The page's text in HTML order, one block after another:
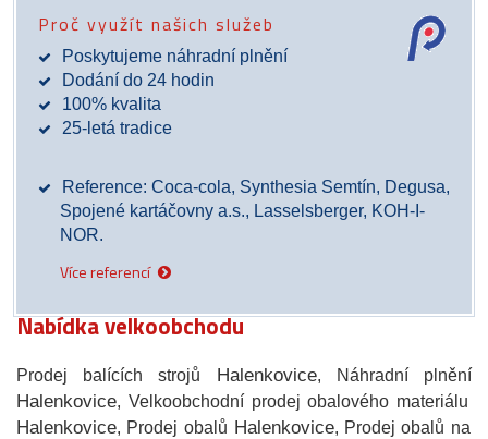
Proč využít našich služeb
Poskytujeme náhradní plnění
Dodání do 24 hodin
100% kvalita
25-letá tradice
Reference: Coca-cola, Synthesia Semtín, Degusa,
Spojené kartáčovny a.s., Lasselsberger, KOH-I-
NOR.
Více referencí
Nabídka velkoobchodu
Prodej balících strojů Halenkovice, Náhradní plnění
Halenkovice, Velkoobchodní prodej obalového materiálu
Halenkovice, Prodej obalů Halenkovice, Prodej obalů na